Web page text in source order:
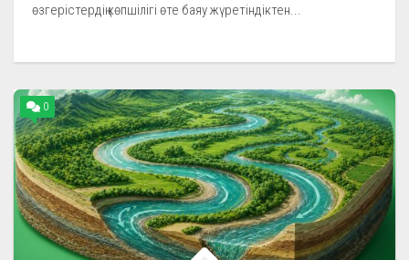
өзгерістердің көпшілігі өте баяу жүретіндіктен...
0